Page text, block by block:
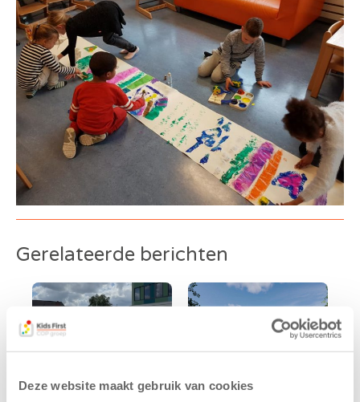
Deze website maakt gebruik van cookies
Gerelateerde berichten